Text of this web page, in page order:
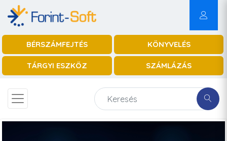
BÉRSZÁMFEJTÉS KÖNYVELÉS
TÁRGYI ESZKÖZ SZÁMLÁZÁS